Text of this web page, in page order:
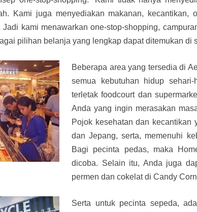
Kami juga menyediakan makanan, kecantikan,
kami menawarkan one-stop-shopping,
pilihan belanja yang lengkap dapat ditemukan di
Beberapa area yang tersedia di
semua kebutuhan hidup
terletak foodcourt dan
Anda yang ingin merasakan
Pojok kesehatan dan kecantikan
dan Jepang, serta, memenuhi
Bagi pecinta pedas, maka
dicoba. Selain itu, Anda juga
permen dan cokelat di Candy
Serta untuk pecinta sepeda,